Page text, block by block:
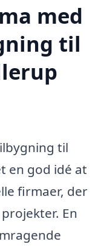
med
til
til
en god idé at
firmaer, der
En